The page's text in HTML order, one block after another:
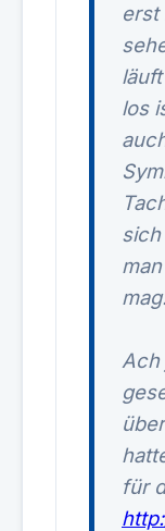
erst
los
sich
mag.
Ach
für